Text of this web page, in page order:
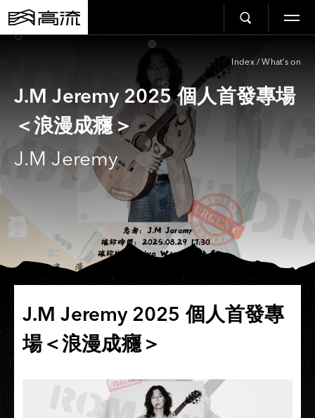
Index / What’s on
J.M Jeremy 2025 個人首發專場
＜浪漫成癮＞
J.M Jeremy
J.M Jeremy 2025 個人首發專
場＜浪漫成癮＞